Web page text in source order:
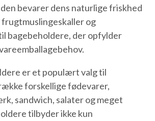
bevarer dens naturlige friskhed
frugtmuslingeskaller og
bagebeholdere, der opfylder
er et populært valg til
forskellige fødevarer,
sandwich, salater og meget
tilbyder ikke kun